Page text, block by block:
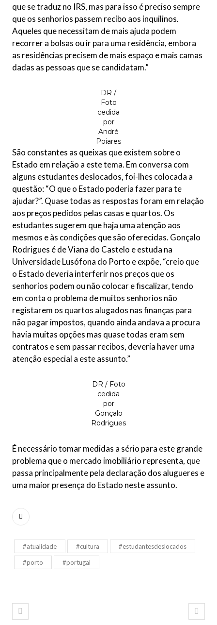
que se traduz no IRS, mas para isso é preciso sempre
que os senhorios passem recibo aos inquilinos.
Aqueles que necessitam de mais ajuda podem
recorrer a bolsas ou ir para uma residência, embora
as residências precisem de mais espaço e mais camas
dadas as pessoas que se candidatam.”
DR /
Foto
cedida
por
André
Poiares
São constantes as queixas que existem sobre o
Estado em relação a este tema. Em conversa com
alguns estudantes deslocados, foi-lhes colocada a
questão: “O que o Estado poderia fazer para te
ajudar?”. Quase todas as respostas foram em relação
aos preços pedidos pelas casas e quartos. Os
estudantes sugerem que haja uma atenção aos
mesmos e às condições que são oferecidas. Gonçalo
Rodrigues é de Viana do Castelo e estuda na
Universidade Lusófona do Porto e expõe, “creio que
o Estado deveria interferir nos preços que os
senhorios podem ou não colocar e fiscalizar, tendo
em conta o problema de muitos senhorios não
registarem os quartos alugados nas finanças para
não pagar impostos, quando ainda andava a procura
havia muitas opções mas quase todas eram sem
contratos e sem passar recibos, deveria haver uma
atenção especial a este assunto.”
DR / Foto
cedida
por
Gonçalo
Rodrigues
É necessário tomar medidas a sério para este grande
problema que o mercado imobiliário representa, que
passa principalmente pela declaração dos alugueres e
uma maior presença do Estado neste assunto.
#atualidade #cultura #estudantesdeslocados
#porto #portugal